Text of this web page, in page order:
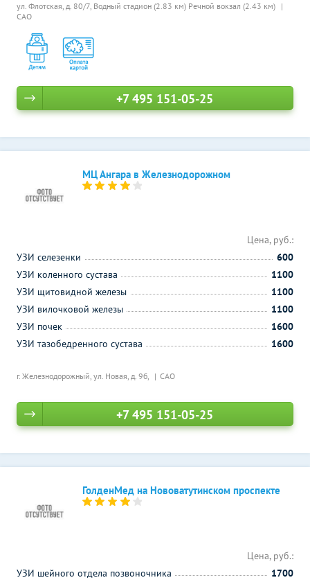
ул. Флотская, д. 80/7, Водный стадион (2.83 км) Речной вокзал (2.43 км)
САО
+7 495 151-05-25
МЦ Ангара в Железнодорожном
г. Железнодорожный, ул. Новая, д. 9б, САО
Цена, руб.:
УЗИ селезенки
600
УЗИ коленного сустава
1100
УЗИ щитовидной железы
1100
УЗИ вилочковой железы
1100
УЗИ почек
1600
УЗИ тазобедренного сустава
1600
+7 495 151-05-25
ГолденМед на Нововатутинском проспекте
Цена, руб.:
УЗИ шейного отдела позвоночника
1700